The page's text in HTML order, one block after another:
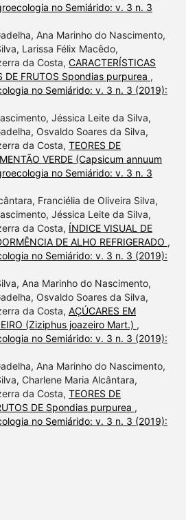
no Semiárido: v. 3 n. 3
Ana Marinho do Nascimento,
Larissa Félix Macêdo,
da Costa, CARACTERÍSTICAS
DE FRUTOS Spondias purpurea ,
no Semiárido: v. 3 n. 3 (2019):
Jéssica Leite da Silva,
Osvaldo Soares da Silva,
da Costa, TEORES DE
VERDE (Capsicum annuum
no Semiárido: v. 3 n. 3
Franciélia de Oliveira Silva,
Jéssica Leite da Silva,
da Costa, ÍNDICE VISUAL DE
DE ALHO REFRIGERADO ,
no Semiárido: v. 3 n. 3 (2019):
Ana Marinho do Nascimento,
Osvaldo Soares da Silva,
da Costa, AÇÚCARES EM
(Ziziphus joazeiro Mart.) ,
no Semiárido: v. 3 n. 3 (2019):
Ana Marinho do Nascimento,
Charlene Maria Alcântara,
da Costa, TEORES DE
DE Spondias purpurea ,
no Semiárido: v. 3 n. 3 (2019):